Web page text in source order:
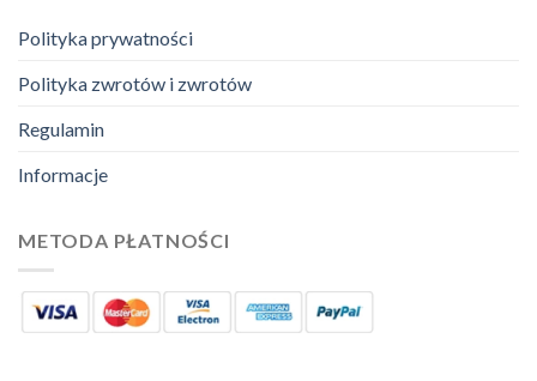
Polityka prywatności
Polityka zwrotów i zwrotów
Regulamin
Informacje
METODA PŁATNOŚCI